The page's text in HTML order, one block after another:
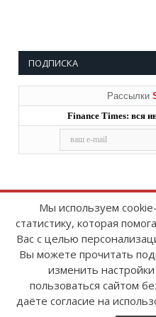
ПОДПИСКА
Рассылки
Finance Times: вся
Copyright
серия Эл №
Мы используем
статистику, которая
Вас с целью
Вы можете прочитать
изменить
пользоваться сайтом
даёте согласие на